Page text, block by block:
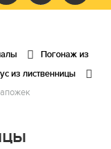
Погонаж из
из лиственницы